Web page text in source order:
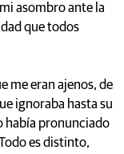
asombro ante la
que todos
me eran ajenos, de
ignoraba hasta su
había pronunciado
es distinto,